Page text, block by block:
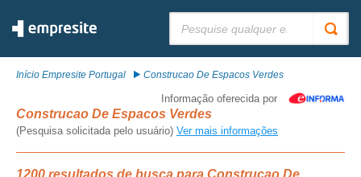
Início Empresite Portugal Construcao De Espacos Verdes
Informação oferecida por
Construcao De Espacos Verdes
(Pesquisa solicitada pelo usuário) Ver mais informações
1200 resultados de busca para Construcao De